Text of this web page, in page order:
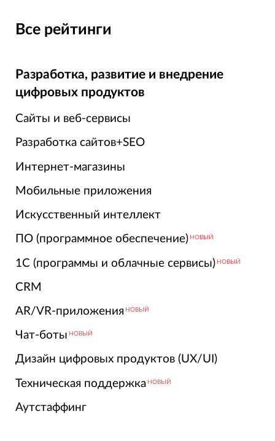
Все рейтинги
Разработка, развитие и внедрение
цифровых продуктов
Сайты и веб-сервисы
Разработка сайтов+SEO
Интернет-магазины
Мобильные приложения
Искусственный интеллект
ПО (программное обеспечение) НОВЫЙ
1С (программы и облачные сервисы) НОВЫЙ
CRM
AR/VR-приложения НОВЫЙ
Чат-боты НОВЫЙ
Дизайн цифровых продуктов (UX/UI)
Техническая поддержка НОВЫЙ
Аутстаффинг